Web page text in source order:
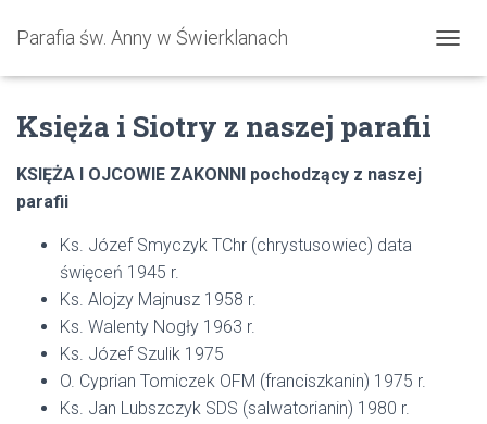
Parafia św. Anny w Świerklanach
R
Księża i Siotry z naszej parafii
KSIĘŻA I OJCOWIE ZAKONNI pochodzący z naszej
parafii
Ks. Józef Smyczyk TChr (chrystusowiec) data
święceń 1945 r.
Ks. Alojzy Majnusz 1958 r.
Ks. Walenty Nogły 1963 r.
Ks. Józef Szulik 1975
O. Cyprian Tomiczek OFM (franciszkanin) 1975 r.
Ks. Jan Lubszczyk SDS (salwatorianin) 1980 r.